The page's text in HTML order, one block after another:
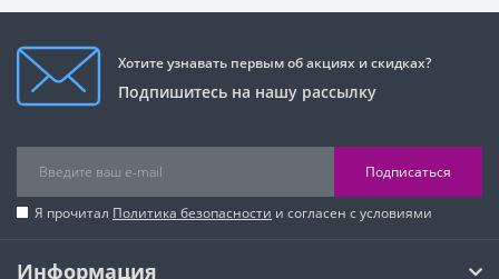
Хотите узнавать первым об акциях и скидках?
Подпишитесь на нашу рассылку
Подписаться
Я прочитал Политика безопасности и согласен с условиями
Информация